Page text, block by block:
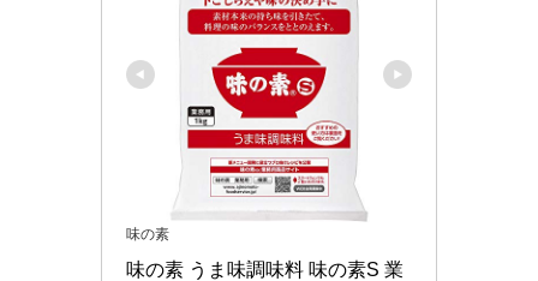
味の素
味の素 うま味調味料 味の素S 業